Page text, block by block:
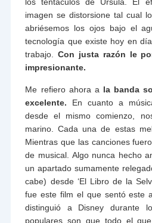
imagen se distorsione tal cual
abriésemos los ojos bajo el
tecnología que existe hoy en
trabajo.Con justa razón le
impresionante.
Me refiero ahora a la banda
excelente. En cuanto a
desde el mismo comienzo,
marino. Cada una de estas
Mientras que las canciones
de musical. Algo nunca hecho
un apartado sumamente
cabe) desde ‘El Libro de la
fue este film el que sentó este
distinguió a Disney durante
populares son que todo el